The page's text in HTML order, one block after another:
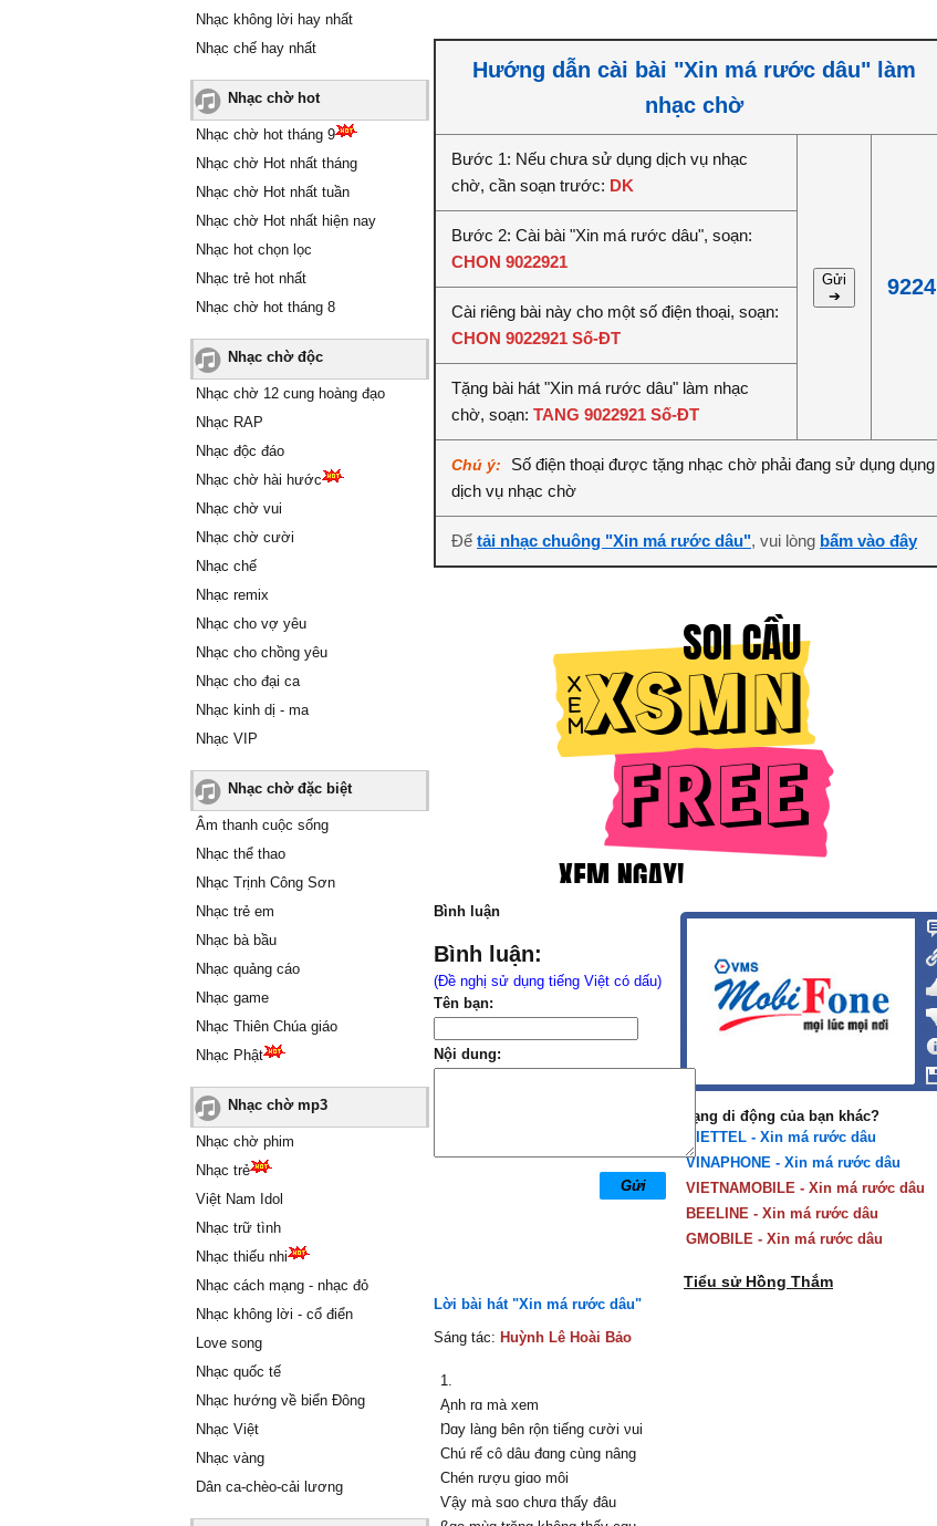
Nhạc không lời hay nhất
Nhạc chế hay nhất
Nhạc chờ hot
Nhạc chờ hot tháng 9
Nhạc chờ Hot nhất tháng
Nhạc chờ Hot nhất tuần
Nhạc chờ Hot nhất hiện nay
Nhạc hot chọn lọc
Nhạc trẻ hot nhất
Nhạc chờ hot tháng 8
Nhạc chờ độc
Nhạc chờ 12 cung hoàng đạo
Nhạc RAP
Nhạc độc đáo
Nhạc chờ hài hước
Nhạc chờ vui
Nhạc chờ cười
Nhạc chế
Nhạc remix
Nhạc cho vợ yêu
Nhạc cho chồng yêu
Nhạc cho đại ca
Nhạc kinh dị - ma
Nhạc VIP
Nhạc chờ đặc biệt
Âm thanh cuộc sống
Nhạc thể thao
Nhạc Trịnh Công Sơn
Nhạc trẻ em
Nhạc bà bầu
Nhạc quảng cáo
Nhạc game
Nhạc Thiên Chúa giáo
Nhạc Phật
Nhạc chờ mp3
Nhạc chờ phim
Nhạc trẻ
Việt Nam Idol
Nhạc trữ tình
Nhạc thiếu nhi
Nhạc cách mạng - nhạc đỏ
Nhạc không lời - cổ điển
Love song
Nhạc quốc tế
Nhạc hướng về biển Đông
Nhạc Việt
Nhạc vàng
Dân ca-chèo-cải lương
Hướng dẫn cài bài "Xin má rước dâu" làm
nhạc chờ
Bước 1: Nếu chưa sử dụng dịch vụ nhạc
chờ, cần soạn trước: DK
Gửi
➔
9224
Bước 2: Cài bài "Xin má rước dâu", soạn:
CHON 9022921
Cài riêng bài này cho một số điện thoại, soạn:
CHON 9022921 Số-ĐT
Tặng bài hát "Xin má rước dâu" làm nhạc
chờ, soạn: TANG 9022921 Số-ĐT
Chú ý:
Số điện thoại được tặng nhạc chờ phải đang sử dụng dụng
dịch vụ nhạc chờ
Để tải nhạc chuông "Xin má rước dâu", vui lòng bấm vào đây
Bình luận
Bình luận:
(Đề nghị sử dụng tiếng Việt có dấu)
Tên bạn:
Nội dung:
Mạng di động của bạn khác?
VIETTEL - Xin má rước dâu
VINAPHONE - Xin má rước dâu
VIETNAMOBILE - Xin má rước dâu
BEELINE - Xin má rước dâu
GMOBILE - Xin má rước dâu
Tiểu sử Hồng Thắm
Lời bài hát "Xin má rước dâu"
Sáng tác: Huỳnh Lê Hoài Bảo
1.
Ąnh rɑ mà xem
Ŋɑу làng bên rộn tiếng cười νui
Ϲhú rể cô dâu đɑng cùng nâng
Ϲhén rượu giɑo môi
Ѵậу mà sɑo chưɑ thấу đâu